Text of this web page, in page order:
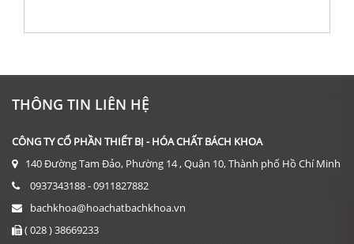
Giá: Liên hệ
THÔNG TIN LIÊN HỆ
CÔNG TY CỔ PHẦN THIẾT BỊ - HÓA CHẤT BÁCH KHOA
140 Đường Tam Đảo, Phường 14 , Quận 10, Thành phố Hồ Chí Minh
0937343188 - 0911827882
bachkhoa@hoachatbachkhoa.vn
( 028 ) 38669233